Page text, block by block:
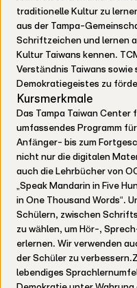
traditionelle Kultur zu
aus der Tampa-
Schriftzeichen und lernen
Kultur Taiwans kennen.
Verständnis Taiwans
Demokratiegeistes zu
Kursmerkmale
Das Tampa Taiwan
umfassendes Programm
Anfänger- bis zum
nicht nur die digitalen
auch die Lehrbücher von
„Speak Mandarin in Five
in One Thousand Words“.
Schülern, zwischen
zu wählen, um Hör-,
erlernen. Wir verwenden
der Schüler zu
lebendiges